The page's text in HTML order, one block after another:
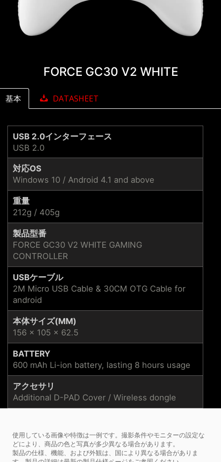
FORCE GC30 V2 WHITE
基本 DATASHEET
USB 2.0インターフェース
USB 2.0
対応OS
Windows 10 / Android 4.1 and above
重量
212g / 405g
製品型番
FORCE GC30 V2 WHITE GAMING
CONTROLLER
USBケーブル
2M Micro USB Cable & 30CM OTG Cable for
android
本体サイズ(MM)
156 x 105 x 62.5
BATTERY
600 mAh Li-ion battery, lasting 8 hours usage
アクセサリ
Additional D-PAD Cover / Wireless dongle
使用している画像や特徴は一例です。撮影条件やモニターの設定な
どにより、商品の色と写真が多少異なる場合があります。
製品の仕様、機能、および外観は、国により異なる場合がありま